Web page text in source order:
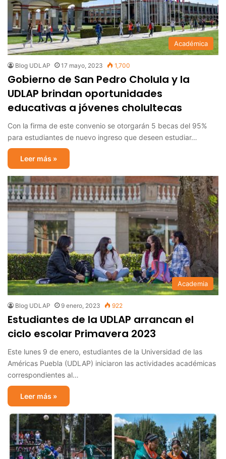
Académica
Blog UDLAP 17 mayo, 2023 1,700
Gobierno de San Pedro Cholula y la
UDLAP brindan oportunidades
educativas a jóvenes cholultecas
Con la firma de este convenio se otorgarán 5 becas del 95%
para estudiantes de nuevo ingreso que deseen estudiar…
Leer más »
Academia
Blog UDLAP 9 enero, 2023 922
Estudiantes de la UDLAP arrancan el
ciclo escolar Primavera 2023
Este lunes 9 de enero, estudiantes de la Universidad de las
Américas Puebla (UDLAP) iniciaron las actividades académicas
correspondientes al…
Leer más »